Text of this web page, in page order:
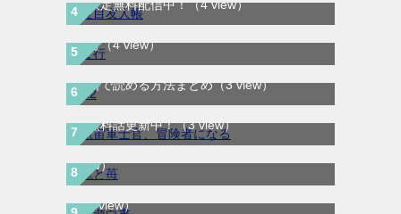
間限定無料配信中！（4 view）
ま行（4 view）
H2はどこで読める？｜サンデーうぇぶりで
無料で読める方法まとめ（3 view）
航宙軍士官、冒険者になる｜最新刊第6巻！
第5巻まで無料で読めるマンガアプリ！※順
次無料話更新中！（3 view）
龍と苺｜最新刊第4巻！全巻無料で読める公
式マンガアプリ＿サンデーうぇぶり（3
view）
幽遊白書｜全19巻が無料で読める公式マン
ガアプリ！90年代を代表するバトル漫画！
（3 view）